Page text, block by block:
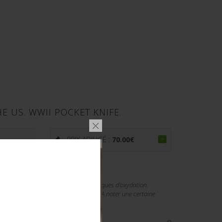
US. WWII POCKET KNIFE.
PRIX ADJUGÉ : 70.00€
présentant quelques marques d'oxydation.
USA. Marked USA, Camillus make. A noter une certaine